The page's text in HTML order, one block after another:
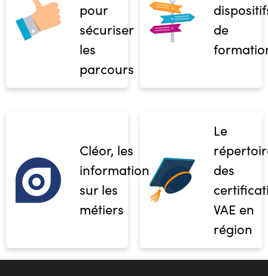
pour
sécuriser
les
parcours
de
Cléor, les
informations
sur les
métiers
Le
des
VAE en
région